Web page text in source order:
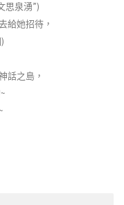
思泉湧”)
給她招待，
話之島，